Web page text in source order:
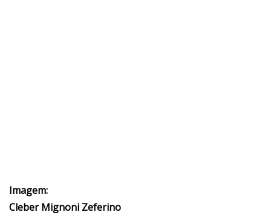
Imagem:
Cleber Mignoni Zeferino